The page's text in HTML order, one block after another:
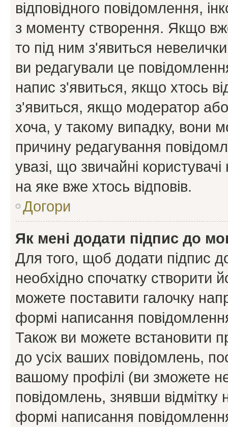
відповідного повідомлення,
з моменту створення. Якщо
то під ним з'явиться
ви редагували це
напис з'явиться, якщо хтось
з'явиться, якщо модератор
хоча, у такому випадку, вони
причину редагування
увазі, що звичайні
на яке вже хтось відповів.
Догори
Як мені додати підпис до
Для того, щоб додати підпис
необхідно спочатку створити
можете поставити галочку
формі написання
Також ви можете встановити
до усіх ваших повідомлень,
вашому профілі (ви зможете
повідомлень, знявши відмітку
формі написання